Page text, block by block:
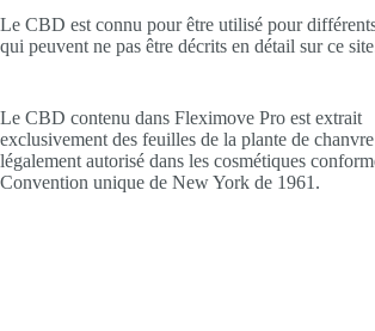
Le CBD est connu pour être utilisé pour
qui peuvent ne pas être décrits en détail sur ce
Le CBD contenu dans Fleximove Pro est extrait
exclusivement des feuilles de la plante de
légalement autorisé dans les cosmétiques
Convention unique de New York de 1961.